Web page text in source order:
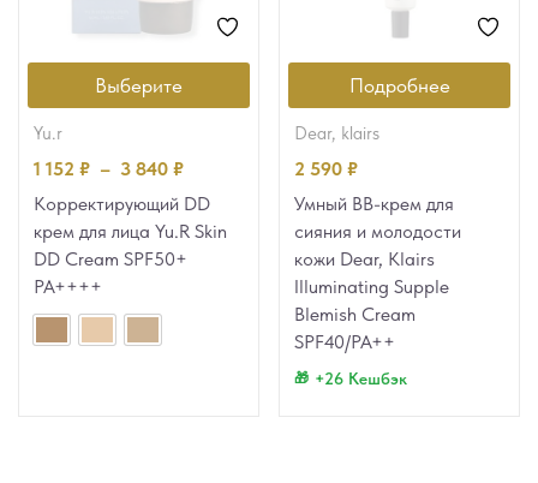
Выберите
yu.r
1 152 ₽ – 3 840 ₽
Корректирующий DD
крем для лица Yu.R Skin
DD Cream SPF50+
PA++++
Подробнее
dear, klairs
2 590 ₽
Умный ВВ-крем для
сияния и молодости
кожи Dear, Klairs
Illuminating Supple
Blemish Cream
SPF40/PA++
+26 Кешбэк